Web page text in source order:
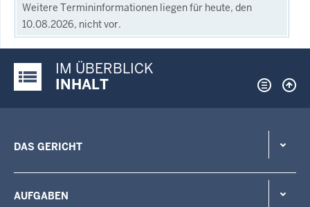
Weitere Termininformationen liegen für heute, den
10.08.2026, nicht vor.
Justiz-Portal im Überblick:
IM ÜBERBLICK
INHALT
DAS GERICHT
AUFGABEN